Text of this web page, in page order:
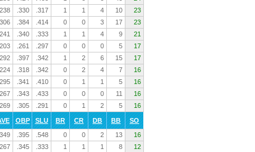
.238 .330 .317 1 1 4 10
23
.306 .384 .414 0 0 3 17
23
.241 .340 .333 1 1 4 9
21
.203 .261 .297 0 0 0 5
17
.292 .397 .342 1 2 6 15
17
.224 .318 .342 0 2 4 7
16
.295 .341 .410 0 1 1 5
16
.267 .343 .433 0 0 0 11
16
.269 .305 .291 0 1 2 5 16
OBP SLU BR CR DB BB
SO
.349 .395 .548 0 0 2 13
16
.267 .345 .333 1 1 1 8
12